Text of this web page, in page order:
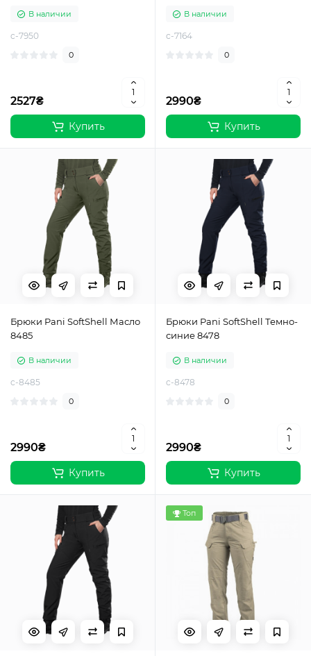
В наличии
c-7950
0
2527₴
Купить
В наличии
c-7164
0
2990₴
Купить
Брюки Pani SoftShell Масло
8485
В наличии
c-8485
0
2990₴
Купить
Брюки Pani SoftShell Темно-
синие 8478
В наличии
c-8478
0
2990₴
Купить
Топ